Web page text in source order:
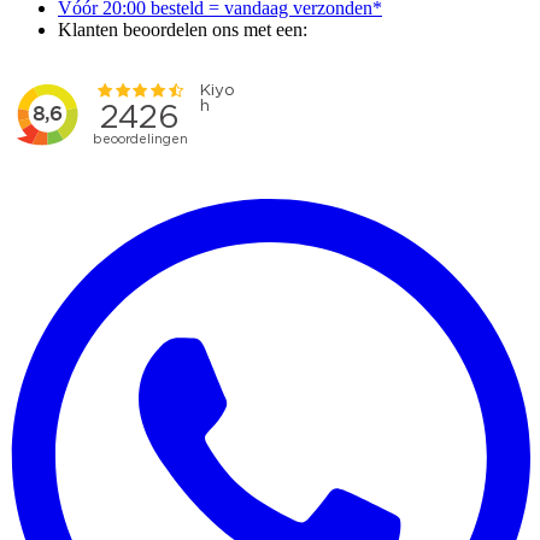
Vóór 20:00 besteld = vandaag verzonden*
Klanten beoordelen ons met een: